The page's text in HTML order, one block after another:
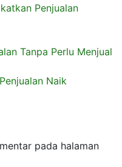
Penjualan
Tanpa Perlu Menjual
Naik
pada halaman